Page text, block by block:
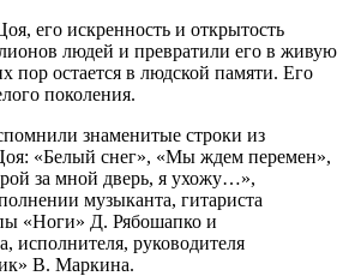
его искренность и открытость
людей и превратили его в живую
пор остается в людской памяти. Его
поколения.
знаменитые строки из
«Белый снег», «Мы ждем перемен»,
за мной дверь, я ухожу…»,
музыканта, гитариста
«Ноги» Д. Рябошапко и
исполнителя, руководителя
В. Маркина.